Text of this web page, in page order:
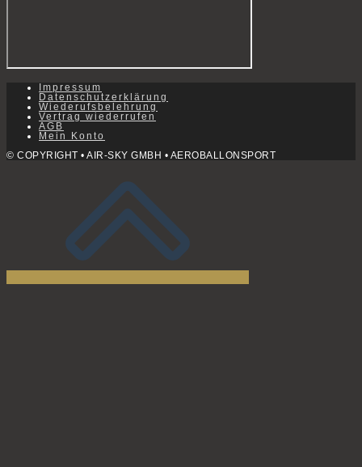
Impressum
Datenschutzerklärung
Wiederufsbelehrung
Vertrag wiederrufen
AGB
Mein Konto
© COPYRIGHT • AIR-SKY GMBH • AEROBALLONSPORT